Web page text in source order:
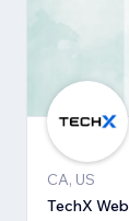
CA, US
TechX